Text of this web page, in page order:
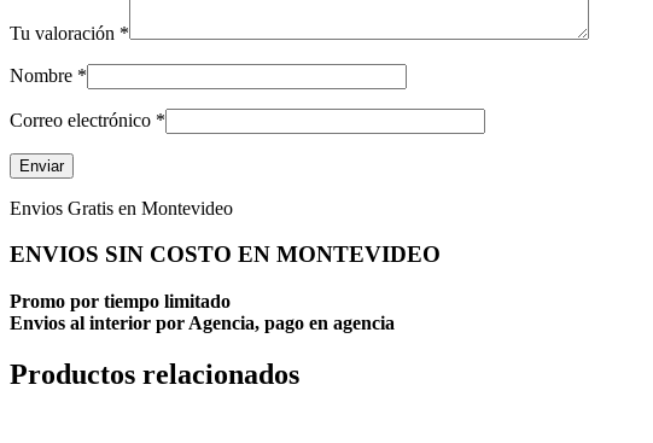
Tu valoración *
Nombre *
Correo electrónico *
Envios Gratis en Montevideo
ENVIOS SIN COSTO EN MONTEVIDEO
Promo por tiempo limitado
Envios al interior por Agencia, pago en agencia
Productos relacionados